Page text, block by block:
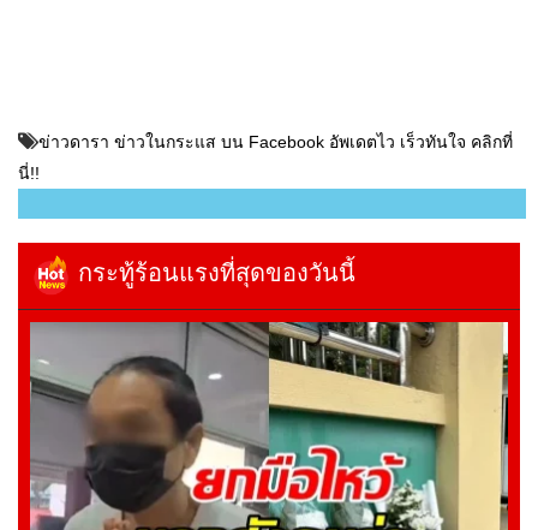
ข่าวดารา ข่าวในกระแส บน Facebook อัพเดตไว เร็วทันใจ คลิกที่
นี่!!
กระทู้ร้อนแรงที่สุดของวันนี้